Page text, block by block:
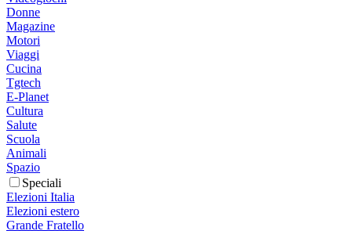
Donne
Magazine
Motori
Viaggi
Cucina
Tgtech
E-Planet
Cultura
Salute
Scuola
Animali
Spazio
Speciali
Elezioni Italia
Elezioni estero
Grande Fratello